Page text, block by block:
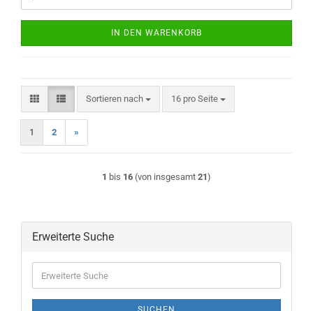
IN DEN WARENKORB
Sortieren nach
Sortieren nach 16 pro Seite
pro Seite
1 2 »
1 bis 16 (von insgesamt 21)
Erweiterte Suche
Suche